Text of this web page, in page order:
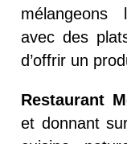
mélangeons
avec des
d’offrir un
Restaurant
et donnant